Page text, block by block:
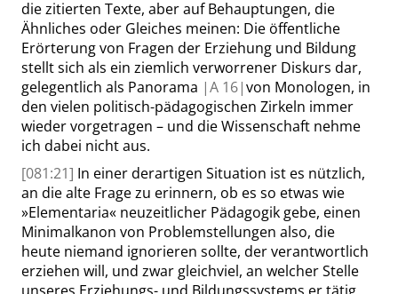
die zitierten Texte, aber auf Behauptungen, die
Ähnliches oder Gleiches meinen: Die öffentliche
Erörterung von Fragen der Erziehung und Bildung
stellt sich als ein ziemlich verworrener Diskurs dar,
gelegentlich als Panorama |A 16|von Monologen, in
den vielen politisch-pädagogischen Zirkeln immer
wieder vorgetragen – und die Wissenschaft nehme
ich dabei nicht aus.
[081:21] In einer derartigen Situation ist es nützlich,
an die alte Frage zu erinnern, ob es so etwas wie
»Elementaria« neuzeitlicher Pädagogik gebe, einen
Minimalkanon von Problemstellungen also, die
heute niemand ignorieren sollte, der verantwortlich
erziehen will, und zwar gleichviel, an welcher Stelle